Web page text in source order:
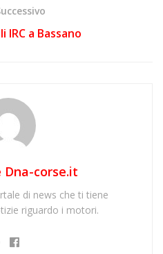
IRC a Bassano
Dna-corse.it
di news che ti tiene
riguardo i motori.